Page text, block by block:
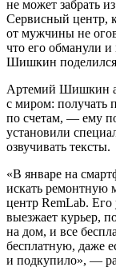
не может забрать
Сервисный центр,
от мужчины не
что его обманули
Шишкин поделился
Артемий Шишкин
с миром: получать
по счетам, — ему
установили
озвучивать тексты.
«В январе на
искать ремонтную
центр RemLab. Его
выезжает курьер,
на дом, и все
бесплатную, даже
и подкупило», —